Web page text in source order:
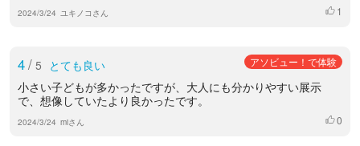
2024/3/24 ユキノコさん いいね
1
4/ 5 とても良い アソビュー！で体験
小さい子どもが多かったですが、大人にも分かりやすい展示
で、想像していたより良かったです。
2024/3/24 miさん いいね
0